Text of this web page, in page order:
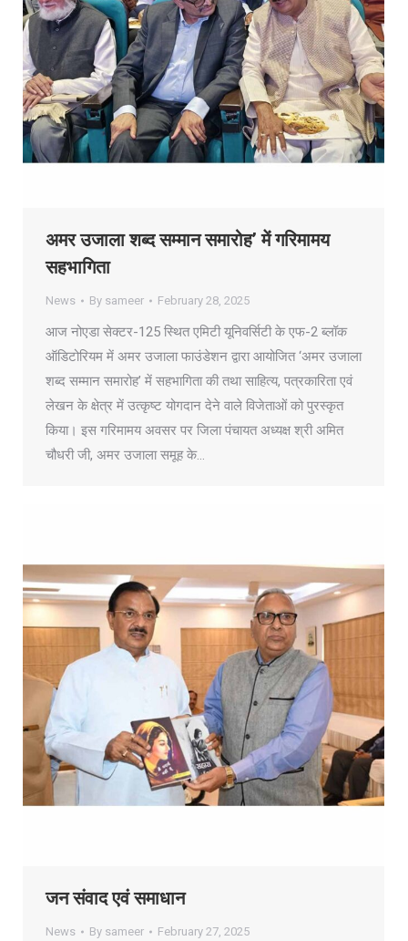
अमर उजाला शब्द सम्मान समारोह’ में गरिमामय
सहभागिता
News By sameer February 28, 2025
आज नोएडा सेक्टर-125 स्थित एमिटी यूनिवर्सिटी के एफ-2 ब्लॉक
ऑडिटोरियम में अमर उजाला फाउंडेशन द्वारा आयोजित ‘अमर उजाला
शब्द सम्मान समारोह’ में सहभागिता की तथा साहित्य, पत्रकारिता एवं
लेखन के क्षेत्र में उत्कृष्ट योगदान देने वाले विजेताओं को पुरस्कृत
किया। इस गरिमामय अवसर पर जिला पंचायत अध्यक्ष श्री अमित
चौधरी जी, अमर उजाला समूह के…
जन संवाद एवं समाधान
News By sameer February 27, 2025